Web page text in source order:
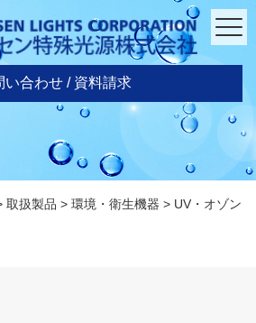
い合わせ / 資料請求
取扱製品 > 環境・衛生機器 > UV・オゾン